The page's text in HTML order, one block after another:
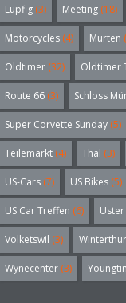
Lupfig (3) Meeting (18)
Motorcycles (4) Murten
Oldtimer (32) Oldtimer
Route 66 (3) Schloss
Super Corvette Sunday (5)
Teilemarkt (4) Thal (3)
US-Cars (7) US Bikes (5)
US Car Treffen (6) Uster
Volketswil (3) Winterthur
Wynecenter (3)